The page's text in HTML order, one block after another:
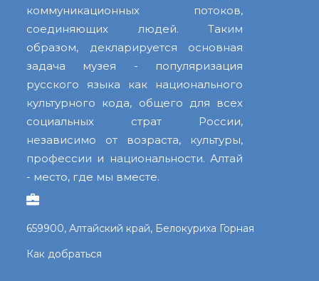
коммуникационных потоков,
соединяющих людей. Таким
образом, декларируется основная
задача музея - популяризация
русского языка как национального
культурного кода, общего для всех
социальных страт России,
независимо от возраста, культуры,
профессии и национальности. Алтай
- место, где мы вместе.
659900, Алтайский край, Белокуриха Горная
Как добраться